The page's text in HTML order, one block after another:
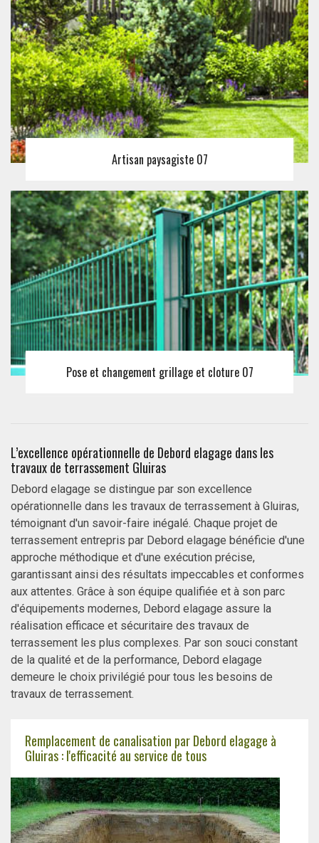
Artisan paysagiste 07
Pose et changement grillage et cloture 07
L’excellence opérationnelle de Debord elagage dans les
travaux de terrassement Gluiras
Debord elagage se distingue par son excellence
opérationnelle dans les travaux de terrassement à Gluiras,
témoignant d'un savoir-faire inégalé. Chaque projet de
terrassement entrepris par Debord elagage bénéficie d'une
approche méthodique et d'une exécution précise,
garantissant ainsi des résultats impeccables et conformes
aux attentes. Grâce à son équipe qualifiée et à son parc
d'équipements modernes, Debord elagage assure la
réalisation efficace et sécuritaire des travaux de
terrassement les plus complexes. Par son souci constant
de la qualité et de la performance, Debord elagage
demeure le choix privilégié pour tous les besoins de
travaux de terrassement.
Remplacement de canalisation par Debord elagage à
Gluiras : l'efficacité au service de tous